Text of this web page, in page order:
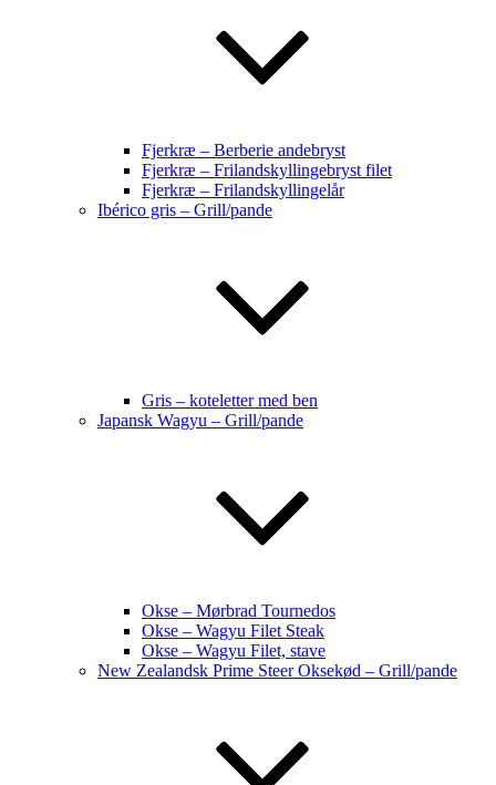
Fjerkræ – Berberie andebryst
Fjerkræ – Frilandskyllingebryst filet
Fjerkræ – Frilandskyllingelår
Ibérico gris – Grill/pande
Gris – koteletter med ben
Japansk Wagyu – Grill/pande
Okse – Mørbrad Tournedos
Okse – Wagyu Filet Steak
Okse – Wagyu Filet, stave
New Zealandsk Prime Steer Oksekød – Grill/pande